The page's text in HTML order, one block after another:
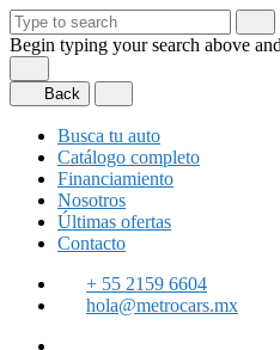
Begin typing your search above
Back
Busca tu auto
Catálogo completo
Financiamiento
Nosotros
Últimas ofertas
Contacto
+ 55 2159 6604
hola@metrocars.mx